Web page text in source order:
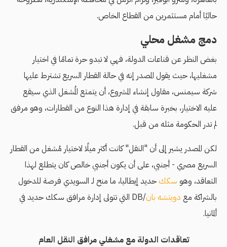
حاليًا أمام مستثمرين من القطاع الخاص.
دمج مشغل محلي
بغض النظر عن قناعات الدولة، فهي لا تبدو حرة تمامًا في اختيار
مشغليها، حيث يقول المصدر إنه في حالة القطار السريع تشترط عليها
شركة سيمنس، مقاول إنشاء المشروع، أن يتمتع المُشغل الذي سيقع
عليه الاختيار، بخبرة سابقة في إدارة هذا النوع من القطارات، وهو مرفق
لم تدر الحكومة مثله من قبل.
لكن المصدر يشير إلى أن "النقل" كانت أكثر ميلًا لاختيار مُشغل من القطار
السريع مصري - أجنبي، على أن يكون أجنبي خالص كان يتطلع لهذا
التعاقد، وهو سككحديد إيطاليا، ما منح لـ السويدي فرصة للدخول
بالشراكة مع دويتشه بان
/DB التي تتولى إدارة مرافق سكك حديد في
ألمانيا.
تعاقدات الدولة مع مشغلي مرافق النقل العام